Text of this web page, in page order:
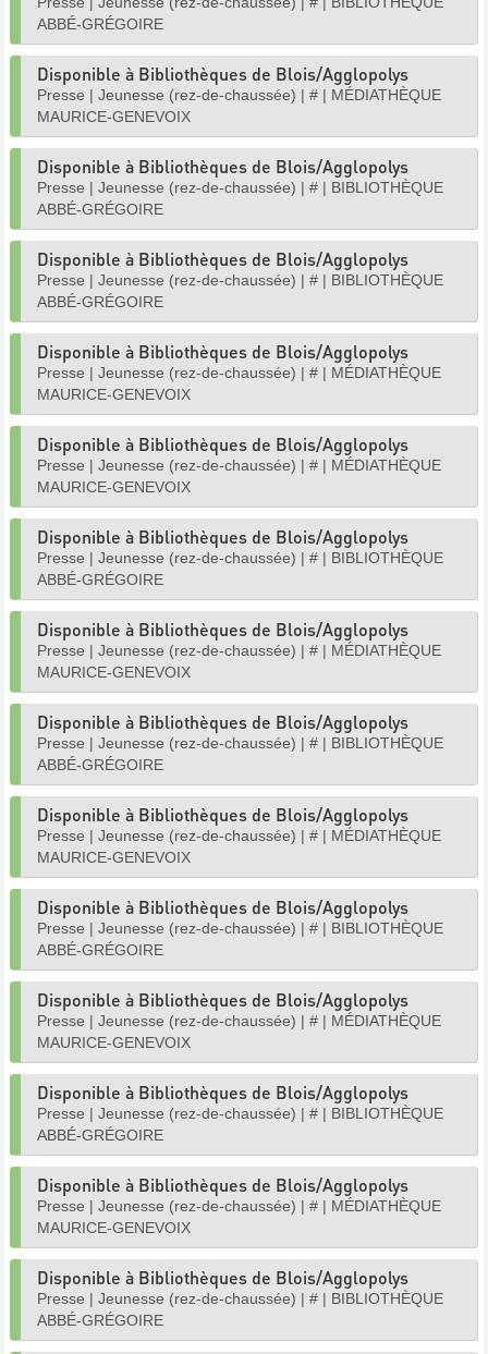
ABBÉ-GRÉGOIRE
Disponible à Bibliothèques de Blois/Agglopolys
Presse | Jeunesse (rez-de-chaussée) | # | MÉDIATHÈQUE
MAURICE-GENEVOIX
Disponible à Bibliothèques de Blois/Agglopolys
Presse | Jeunesse (rez-de-chaussée) | # | BIBLIOTHÈQUE
ABBÉ-GRÉGOIRE
Disponible à Bibliothèques de Blois/Agglopolys
Presse | Jeunesse (rez-de-chaussée) | # | BIBLIOTHÈQUE
ABBÉ-GRÉGOIRE
Disponible à Bibliothèques de Blois/Agglopolys
Presse | Jeunesse (rez-de-chaussée) | # | MÉDIATHÈQUE
MAURICE-GENEVOIX
Disponible à Bibliothèques de Blois/Agglopolys
Presse | Jeunesse (rez-de-chaussée) | # | MÉDIATHÈQUE
MAURICE-GENEVOIX
Disponible à Bibliothèques de Blois/Agglopolys
Presse | Jeunesse (rez-de-chaussée) | # | BIBLIOTHÈQUE
ABBÉ-GRÉGOIRE
Disponible à Bibliothèques de Blois/Agglopolys
Presse | Jeunesse (rez-de-chaussée) | # | MÉDIATHÈQUE
MAURICE-GENEVOIX
Disponible à Bibliothèques de Blois/Agglopolys
Presse | Jeunesse (rez-de-chaussée) | # | BIBLIOTHÈQUE
ABBÉ-GRÉGOIRE
Disponible à Bibliothèques de Blois/Agglopolys
Presse | Jeunesse (rez-de-chaussée) | # | MÉDIATHÈQUE
MAURICE-GENEVOIX
Disponible à Bibliothèques de Blois/Agglopolys
Presse | Jeunesse (rez-de-chaussée) | # | BIBLIOTHÈQUE
ABBÉ-GRÉGOIRE
Disponible à Bibliothèques de Blois/Agglopolys
Presse | Jeunesse (rez-de-chaussée) | # | MÉDIATHÈQUE
MAURICE-GENEVOIX
Disponible à Bibliothèques de Blois/Agglopolys
Presse | Jeunesse (rez-de-chaussée) | # | BIBLIOTHÈQUE
ABBÉ-GRÉGOIRE
Disponible à Bibliothèques de Blois/Agglopolys
Presse | Jeunesse (rez-de-chaussée) | # | MÉDIATHÈQUE
MAURICE-GENEVOIX
Disponible à Bibliothèques de Blois/Agglopolys
Presse | Jeunesse (rez-de-chaussée) | # | BIBLIOTHÈQUE
ABBÉ-GRÉGOIRE